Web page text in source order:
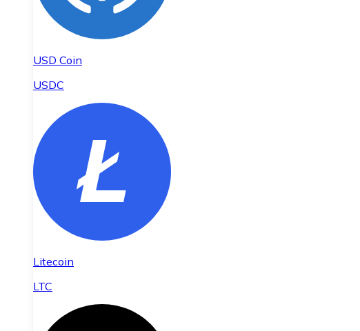
USD Coin
USDC
Litecoin
LTC